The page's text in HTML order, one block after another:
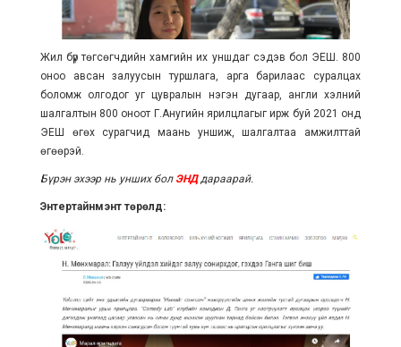
Жил бүр төгсөгчдийн хамгийн их уншдаг сэдэв бол ЭЕШ. 800
оноо авсан залуусын туршлага, арга барилаас суралцах
боломж олгодог уг цувралын нэгэн дугаар, англи хэлний
шалгалтын 800 оноот Г.Анугийн ярилцлагыг ирж буй 2021 онд
ЭЕШ өгөх сурагчид маань уншиж, шалгалтаа амжилттай
өгөөрэй.
Бүрэн эхээр нь унших бол ЭНДдараарай.
Энтертайнмэнт төрөлд: